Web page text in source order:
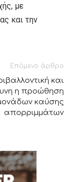
με
και την
Επόμενο άρθρο
και
η προώθηση
καύσης
απορριμμάτων